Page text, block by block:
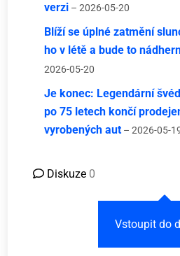
verzi – 2026-05-20
Blíží se úplné zatmění
ho v létě a bude to
2026-05-20
Je konec: Legendární
po 75 letech končí
vyrobených aut – 2026-05-
Diskuze 0
Vstoupit do